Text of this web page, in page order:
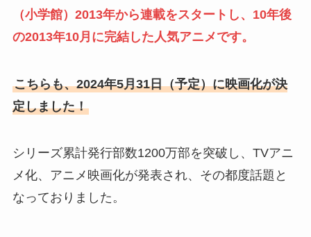
（小学館）2013年から連載をスタートし、10年後
の2013年10月に完結した人気アニメです。
こちらも、2024年5月31日（予定）に映画化が決
定しました！
シリーズ累計発行部数1200万部を突破し、TVアニ
メ化、アニメ映画化が発表され、その都度話題と
なっておりました。